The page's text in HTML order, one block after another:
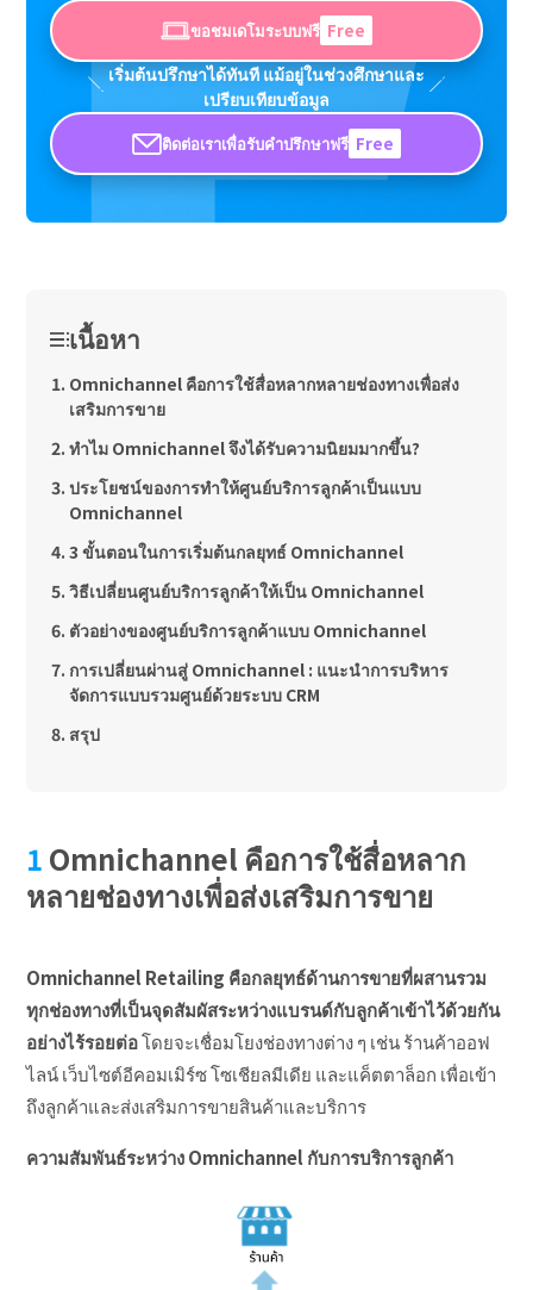
ขอชมเดโมระบบฟรี Free
เริ่มต้นปรึกษาได้ทันที แม้อยู่ในช่วงศึกษาและ
เปรียบเทียบข้อมูล
ติดต่อเราเพื่อรับคำปรึกษาฟรี Free
เนื้อหา
Omnichannel คือการใช้สื่อหลากหลายช่องทางเพื่อส่ง
เสริมการขาย
ทำไม Omnichannel จึงได้รับความนิยมมากขึ้น?
ประโยชน์ของการทำให้ศูนย์บริการลูกค้าเป็นแบบ
Omnichannel
3 ขั้นตอนในการเริ่มต้นกลยุทธ์ Omnichannel
วิธีเปลี่ยนศูนย์บริการลูกค้าให้เป็น Omnichannel
ตัวอย่างของศูนย์บริการลูกค้าแบบ Omnichannel
การเปลี่ยนผ่านสู่ Omnichannel : แนะนำการบริหาร
จัดการแบบรวมศูนย์ด้วยระบบ CRM
สรุป
Omnichannel คือการใช้สื่อหลาก
หลายช่องทางเพื่อส่งเสริมการขาย
Omnichannel Retailing คือกลยุทธ์ด้านการขายที่ผสานรวม
ทุกช่องทางที่เป็นจุดสัมผัสระหว่างแบรนด์กับลูกค้าเข้าไว้ด้วยกัน
อย่างไร้รอยต่อโดยจะเชื่อมโยงช่องทางต่าง ๆ เช่น ร้านค้าออฟ
ไลน์ เว็บไซต์อีคอมเมิร์ซ โซเชียลมีเดีย และแค็ตตาล็อก เพื่อเข้า
ถึงลูกค้าและส่งเสริมการขายสินค้าและบริการ
ความสัมพันธ์ระหว่าง Omnichannel กับการบริการลูกค้า